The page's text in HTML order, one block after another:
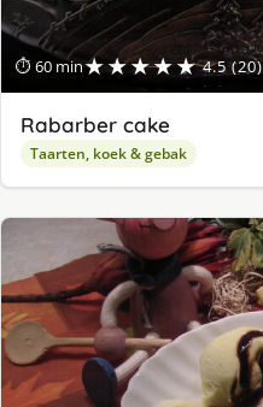
⏱ 60 min★★★★★ 4.5 (20)
Rabarber cake
Taarten, koek & gebak